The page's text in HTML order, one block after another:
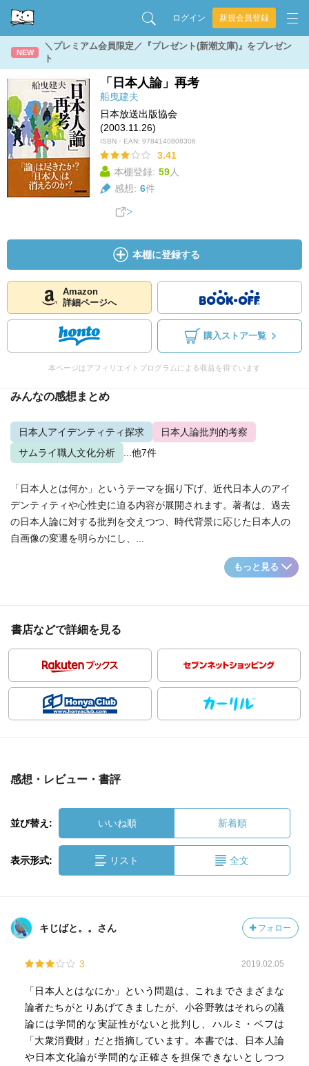
ログイン 新規会員登録
NEW
＼プレミアム会員限定／『プレゼント(新潮文庫)』をプレゼン
ト
「日本人論」再考
船曳建夫
日本放送出版協会
(2003.11.26)
ISBN・EAN: 9784140808306
3.41
本棚登録: 59人
感想: 6件
本棚に登録する
Amazon
詳細ページへ
購入ストア一覧
本ページはアフィリエイトプログラムによる収益を得ています
みんなの感想まとめ
日本人アイデンティティ探求
日本人論批判的考察
サムライ職人文化分析
...他7件
「日本人とは何か」というテーマを掘り下げ、近代日本人のアイ
デンティティや心性史に迫る内容が展開されます。著者は、過去
の日本人論に対する批判を交えつつ、時代背景に応じた日本人の
自画像の変遷を明らかにし、...
もっと見る
書店などで詳細を見る
感想・レビュー・書評
並び替え: いいね順 新着順
表示形式: リスト 全文
キじばと。。さん フォロー
3 2019.02.05
「日本人とはなにか」という問題は、これまでさまざまな
論者たちがとりあげてきましたが、小谷野敦はそれらの議
論には学問的な実証性がないと批判し、ハルミ・ベフは
「大衆消費財」だと指摘しています。本書では、日本人論
や日本文化論が学問的な正確さを担保できないとしつつ